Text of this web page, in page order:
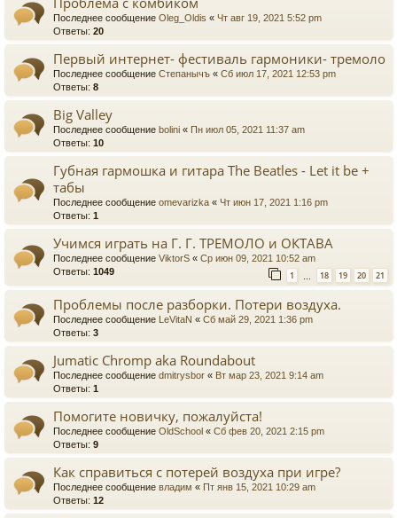
Последнее сообщение Oleg_Oldis « Чт авг 19, 2021 5:52 pm
Ответы: 20
Первый интернет- фестиваль гармоники- тремоло
Последнее сообщение Степанычъ « Сб июл 17, 2021 12:53 pm
Ответы: 8
Big Valley
Последнее сообщение bolini « Пн июл 05, 2021 11:37 am
Ответы: 10
Губная гармошка и гитара The Beatles - Let it be +
табы
Последнее сообщение omevarizka « Чт июн 17, 2021 1:16 pm
Ответы: 1
Учимся играть на Г. Г. ТРЕМОЛО и ОКТАВА
Последнее сообщение ViktorS « Ср июн 09, 2021 10:52 am
Ответы: 1049 1 … 18 19 20 21
Проблемы после разборки. Потери воздуха.
Последнее сообщение LeVitaN « Сб май 29, 2021 1:36 pm
Ответы: 3
Jumatic Chromp aka Roundabout
Последнее сообщение dmitrysbor « Вт мар 23, 2021 9:14 am
Ответы: 1
Помогите новичку, пожалуйста!
Последнее сообщение OldSchool « Сб фев 20, 2021 2:15 pm
Ответы: 9
Как справиться с потерей воздуха при игре?
Последнее сообщение владим « Пт янв 15, 2021 10:29 am
Ответы: 12